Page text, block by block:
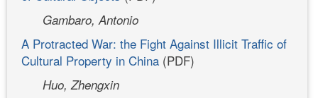
Gambaro, Antonio
A Protracted War: the Fight Against Illicit Traffic of
Cultural Property in China (PDF)
Huo, Zhengxin